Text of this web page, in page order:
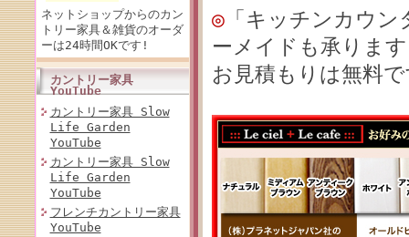
ネットショップからのカン
トリー家具＆雑貨のオーダ
ーは24時間OKです!
カントリー家具
YouTube
カントリー家具 Slow
Life Garden
YouTube
カントリー家具 Slow
Life Garden
YouTube
フレンチカントリー家具
YouTube
◎「キッチンカウン
ーメイドも承りま
お見積もりは無料